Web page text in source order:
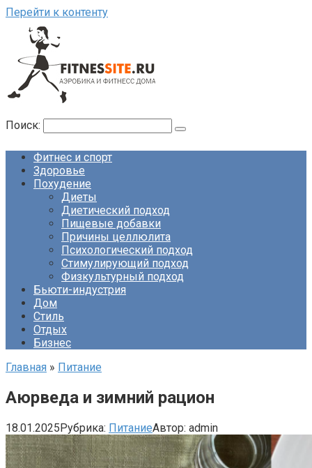
Перейти к контенту
Поиск:
Фитнес и спорт
Здоровье
Похудение
Диеты
Диетический подход
Пищевые добавки
Причины целлюлита
Психологический подход
Стимулирующий подход
Физкультурный подход
Бьюти-индустрия
Дом
Стиль
Отдых
Бизнес
Главная » Питание
Аюрведа и зимний рацион
18.01.2025Рубрика: ПитаниеАвтор: admin